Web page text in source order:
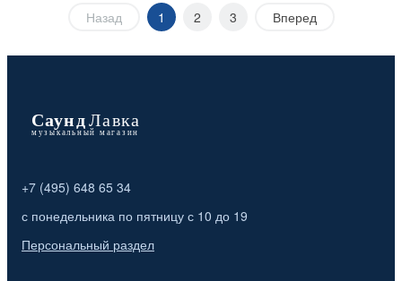
Назад 1 2 3 Вперед
+7 (495) 648 65 34
с понедельника по пятницу с 10 до 19
Персональный раздел